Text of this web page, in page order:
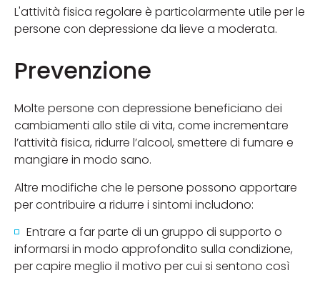
L'attività fisica regolare è particolarmente utile per le
persone con depressione da lieve a moderata.
Prevenzione
Molte persone con depressione beneficiano dei
cambiamenti allo stile di vita, come incrementare
l’attività fisica, ridurre l’alcool, smettere di fumare e
mangiare in modo sano.
Altre modifiche che le persone possono apportare
per contribuire a ridurre i sintomi includono:
Entrare a far parte di un gruppo di supporto o
informarsi in modo approfondito sulla condizione,
per capire meglio il motivo per cui si sentono così